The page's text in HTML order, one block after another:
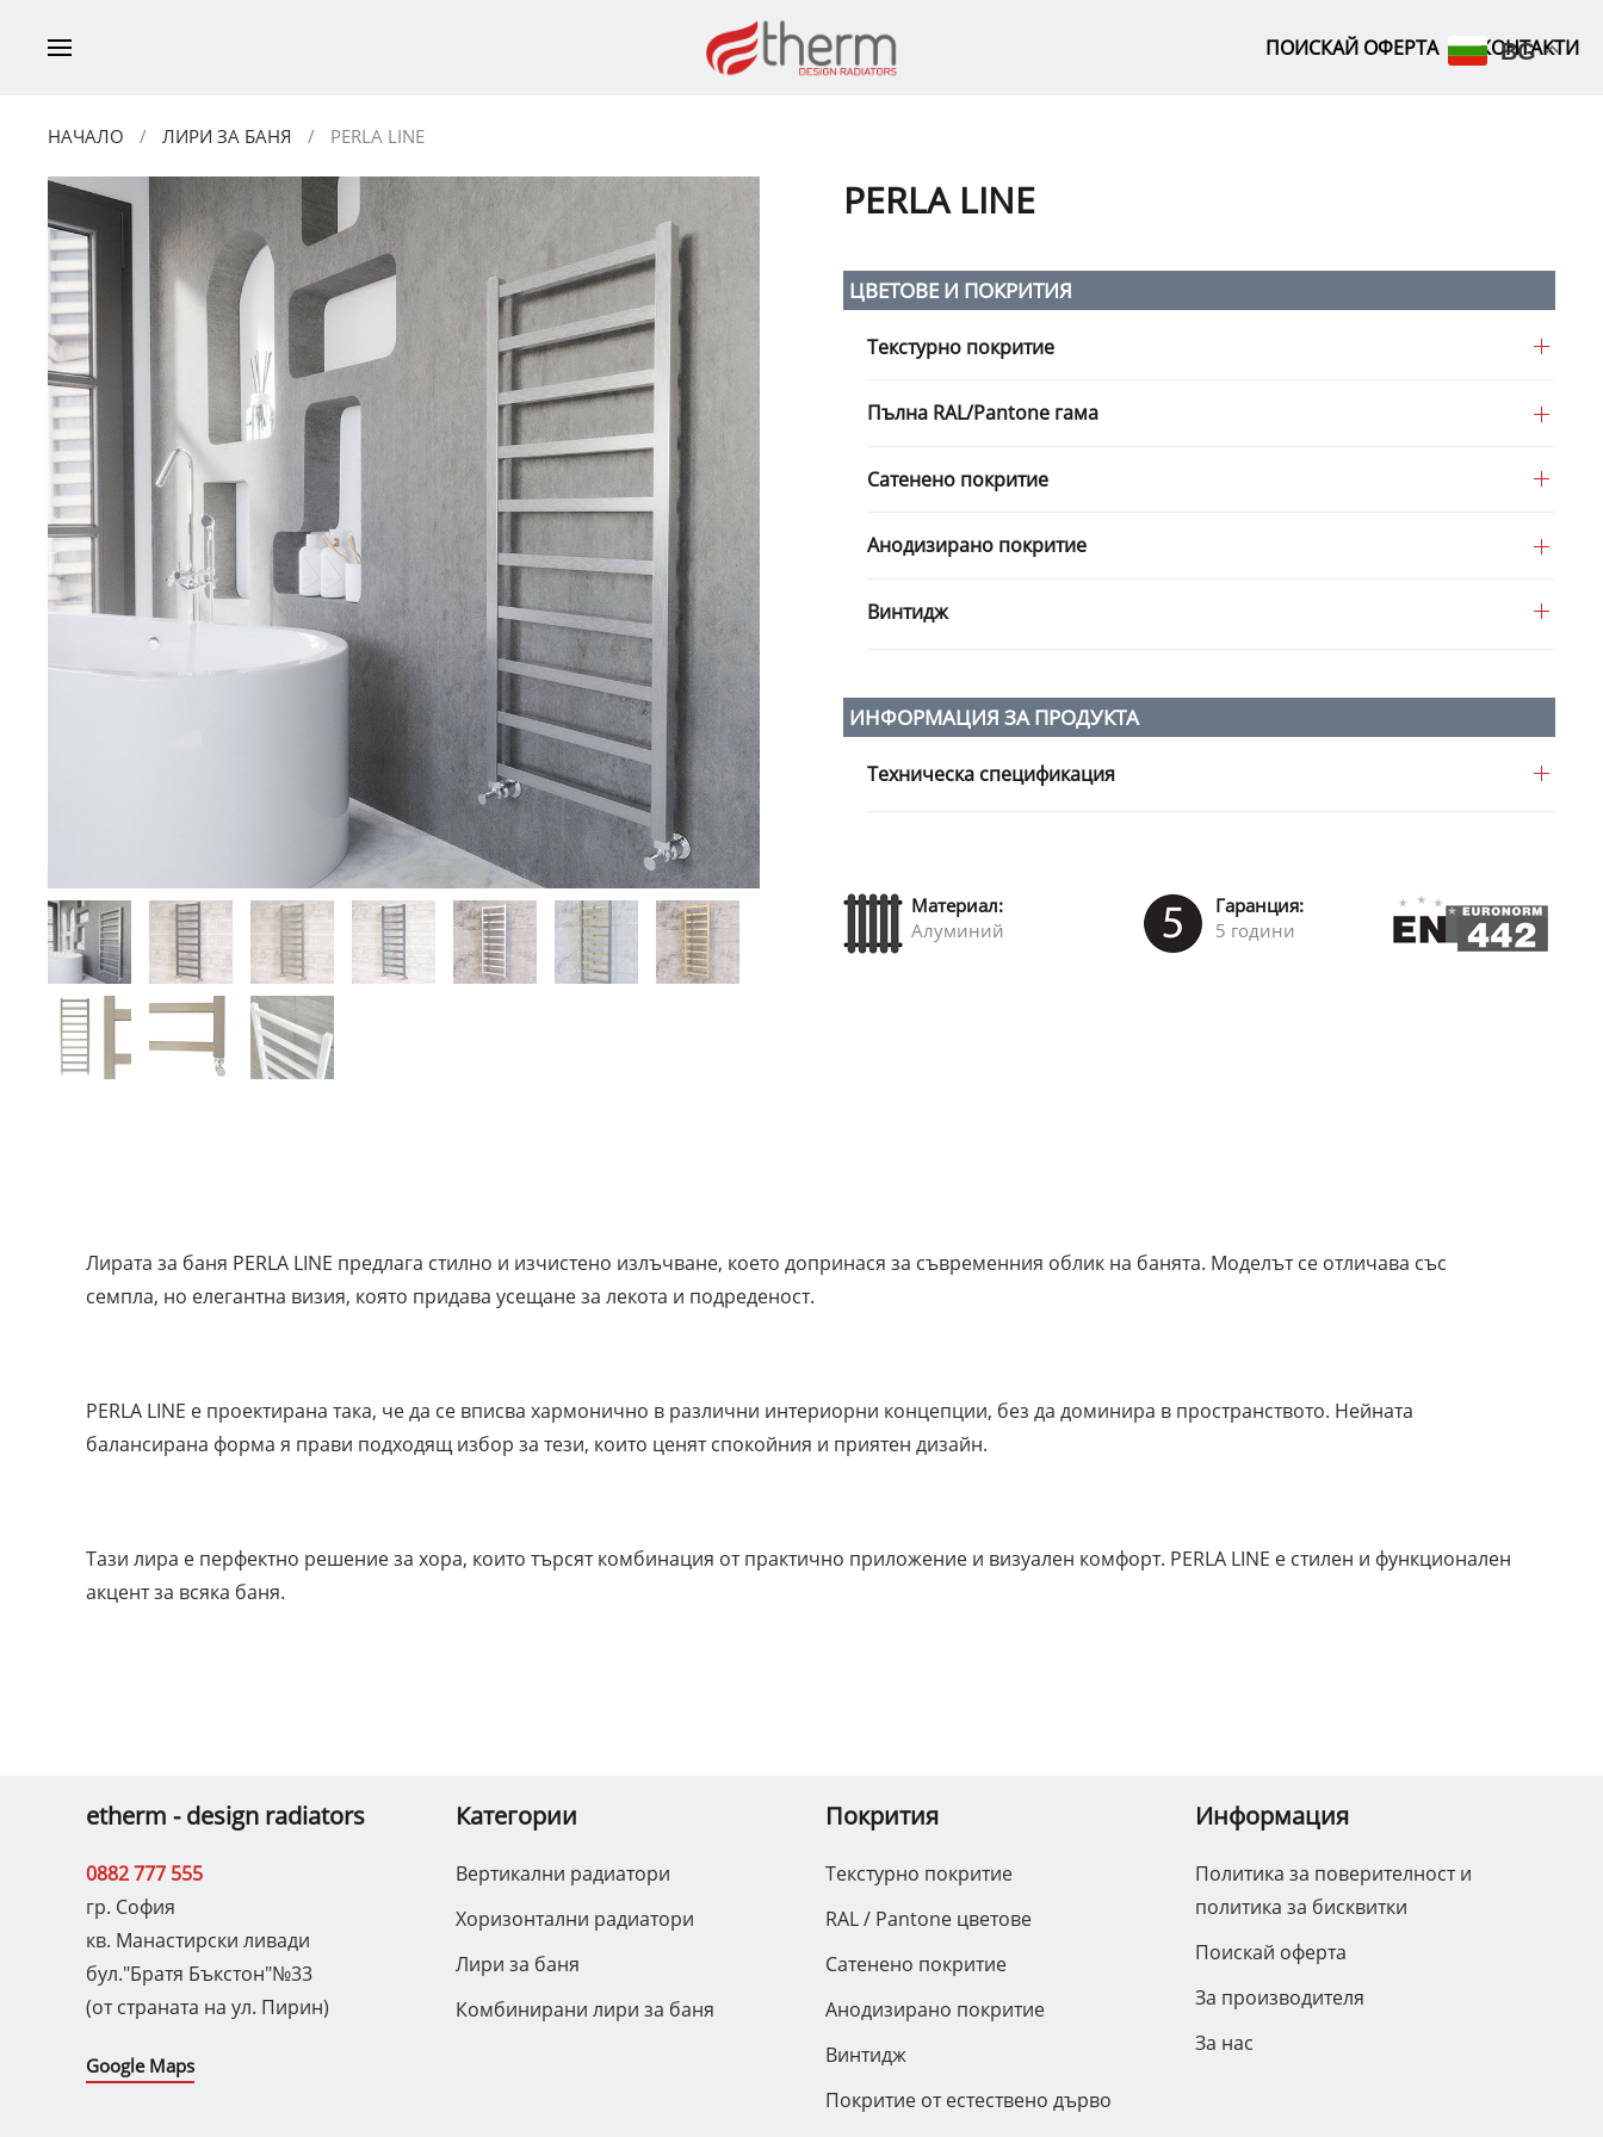
ПОИСКАЙ ОФЕРТА КОНТАКТИ
BG
НАЧАЛО ЛИРИ ЗА БАНЯ PERLA LINE
PERLA LINE
ЦВЕТОВЕ И ПОКРИТИЯ
Текстурно покритие
Пълна RAL/Pantone гама
Сатенено покритие
Анодизирано покритие
Винтидж
ИНФОРМАЦИЯ ЗА ПРОДУКТА
Техническа спецификация
Материал:
Алуминий
Гаранция:
5 години
Лирата за баня PERLA LINE предлага стилно и изчистено излъчване, което допринася за съвременния облик на банята. Моделът се отличава със
семпла, но елегантна визия, която придава усещане за лекота и подреденост.
PERLA LINE е проектирана така, че да се вписва хармонично в различни интериорни концепции, без да доминира в пространството. Нейната
балансирана форма я прави подходящ избор за тези, които ценят спокойния и приятен дизайн.
Тази лира е перфектно решение за хора, които търсят комбинация от практично приложение и визуален комфорт. PERLA LINE е стилен и функционален
акцент за всяка баня.
etherm - design radiators
0882 777 555
гр. София
кв. Манастирски ливади
бул."Братя Бъкстон"№33
(от страната на ул. Пирин)
Google Maps
Категории
Вертикални радиатори
Хоризонтални радиатори
Лири за баня
Комбинирани лири за баня
Покрития
Текстурно покритие
RAL / Pantone цветове
Сатенено покритие
Анодизирано покритие
Винтидж
Покритие от естествено дърво
Информация
Политика за поверителност и
политика за бисквитки
Поискай оферта
За производителя
За нас